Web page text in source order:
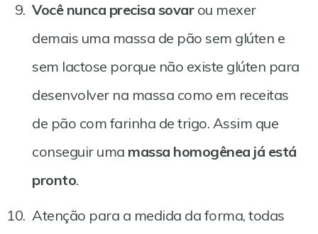
Você nunca precisa sovarou mexer
demais uma massa de pão sem glúten e
sem lactose porque não existe glúten para
desenvolver na massa como em receitas
de pão com farinha de trigo. Assim que
conseguir uma massa homogênea já está
pronto.
Atenção para a medida da forma, todas